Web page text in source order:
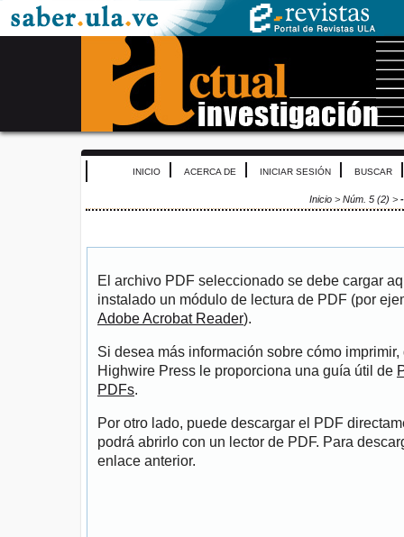
INICIO ACERCA DE INICIAR SESIÓN BUSCAR
Inicio> Núm. 5 (2) > -
El archivo PDF seleccionado se debe cargar
instalado un módulo de lectura de PDF (por
Adobe Acrobat Reader).
Si desea más información sobre cómo
Highwire Press le proporciona una guía útil de
PDFs.
Por otro lado, puede descargar el PDF
podrá abrirlo con un lector de PDF. Para
enlace anterior.